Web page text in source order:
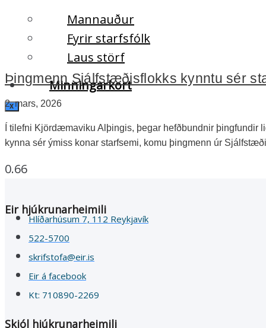
Mannauður
Fyrir starfsfólk
Laus störf
Minningarkort
X
Þingmenn Sjálfstæðisflokks kynntu sér
2. mars, 2026
Í tilefni Kjördæmaviku Alþingis, þegar hefðbundnir
kynna sér ýmiss konar starfsemi, komu þingmenn úr
Eir hjúkrunarheimili
Hlíðarhúsum 7, 112 Reykjavík
522-5700
skrifstofa@eir.is
Eir á facebook
Kt: 710890-2269
Skjól hjúkrunarheimili